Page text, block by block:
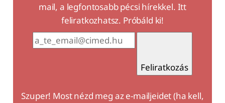
mail, a legfontosabb pécsi hírekkel. Itt
feliratkozhatsz. Próbáld ki!
Feliratkozás
Szuper! Most nézd meg az e-mailjeidet (ha kell,